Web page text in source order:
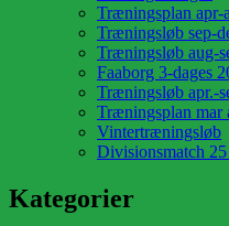
Træningsplan apr-
Træningsløb sep-
Træningsløb aug-
Faaborg 3-dages
Træningsløb apr.-
Træningsplan mar
Vintertræningsløb
Divisionsmatch
Kategorier